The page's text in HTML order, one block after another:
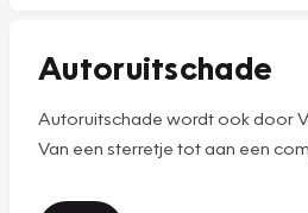
Autoruitschade
Autoruitschade wordt ook door
Van een sterretje tot aan een